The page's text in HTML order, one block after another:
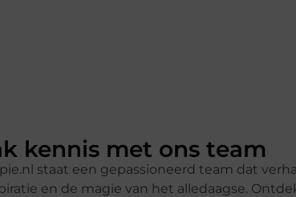
kennis met ons team
staat een gepassioneerd team dat
en de magie van het alledaagse.